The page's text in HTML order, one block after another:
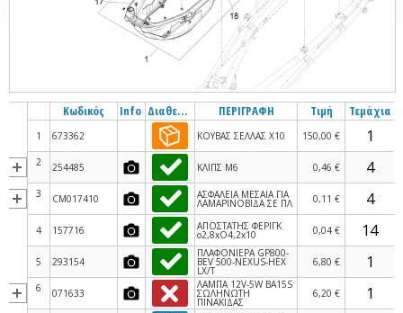
Κωδικός Info Διαθεσιμότητα ΠΕΡΙΓΡΑΦΗ Τιμή Τεμάχια
1 673362 ΚΟΥΒΑΣ ΣΕΛΛΑΣ Χ10 150,00 €
2 254485 ΚΛΙΠΣ M6 0,46 €
3 CM017410 ΑΣΦΑΛΕΙΑ ΜΕΣΑΙΑ ΓΙΑ
ΛΑΜΑΡΙΝΟΒΙΔΑ ΣΕ ΠΛ 0,11 €
4 157716 ΑΠΟΣΤΑΤΗΣ ΦΕΡΙΓΚ
o2,8xO4,2x10 0,04 €
5 293154
ΠΛΑΦΟΝΙΕΡΑ GP800-
BEV 500-NEXUS-HEX
LX/T
6,80 €
6 071633
ΛΑΜΠΑ 12V-5W BA15S
ΣΩΛΗΝΩΤΗ
ΠΙΝΑΚΙΔΑΣ
6,20 €